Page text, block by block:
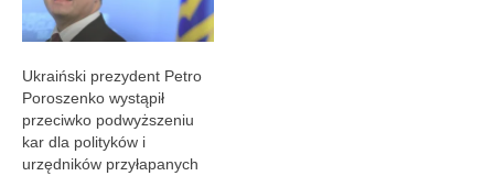
Ukraiński prezydent Petro
Poroszenko wystąpił
przeciwko podwyższeniu
kar dla polityków i
urzędników przyłapanych